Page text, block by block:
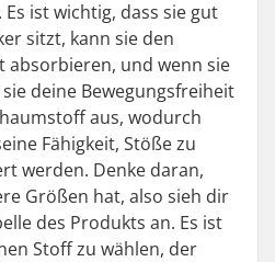
ist wichtig, dass sie gut
sitzt, kann sie den
absorbieren, und wenn sie
deine Bewegungsfreiheit
aus, wodurch
Fähigkeit, Stöße zu
werden. Denke daran,
Größen hat, also sieh dir
des Produkts an. Es ist
Stoff zu wählen, der